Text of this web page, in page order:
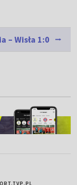
– Wisła 1:0